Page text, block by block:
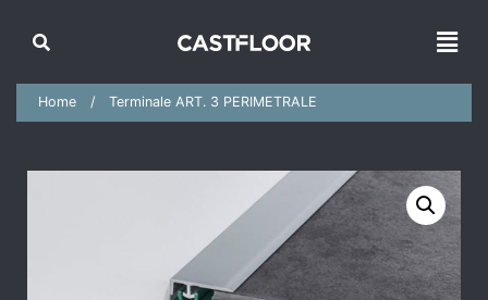
Home Terminale ART. 3 PERIMETRALE